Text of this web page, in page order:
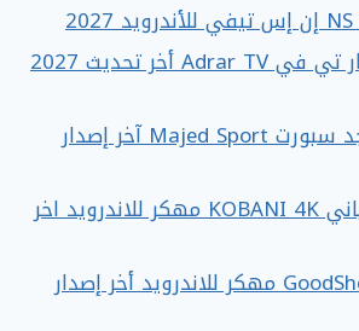
تحميل تطبيق ادرار تي في Adrar TV أخر تحديث 2027
تحميل تطبيق ماجد سبورت Majed Sport آخر إصدار
تحميل تطبيق كوباني KOBANI 4K مهكر للاندرويد اخر
تحميل تطبيق GoodShort مهكر للاندرويد أخر إصدار